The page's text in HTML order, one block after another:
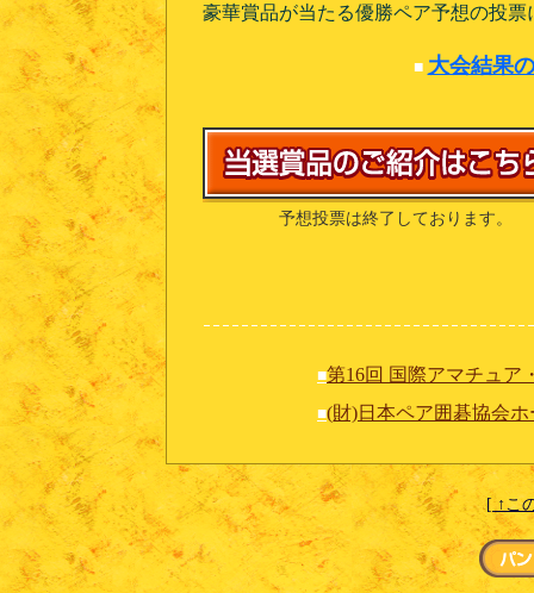
豪華賞品が当たる優勝ペア予想の投
■ 大会結果
予想投票は終了しております。
■第16回 国際アマチュ
■(財)日本ペア囲碁協会
[ ↑こ